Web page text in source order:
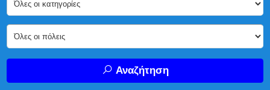
Αναζήτηση